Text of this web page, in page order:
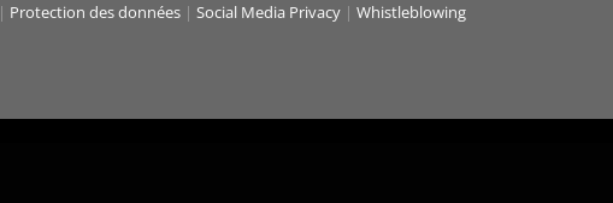
| Protection des données | Social Media Privacy | Whistleblowing